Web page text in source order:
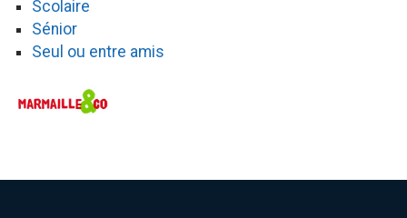
Scolaire
Sénior
Seul ou entre amis